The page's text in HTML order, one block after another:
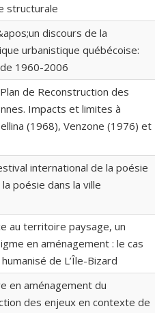
structurale
discours de la
urbanistique québécoise:
1960-2006
de Reconstruction des
Impacts et limites à
(1968), Venzone (1976) et
international de la poésie
poésie dans la ville
au territoire paysage, un
en aménagement : le cas
de L’Île-Bizard
en aménagement du
des enjeux en contexte de